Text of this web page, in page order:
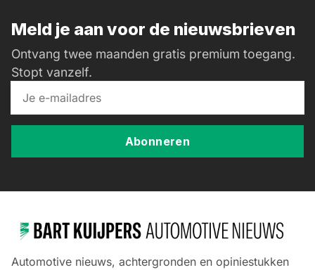
Meld je aan voor de nieuwsbrieven
Ontvang twee maanden gratis premium toegang.
Stopt vanzelf.
Abonneren
Automotive nieuws, achtergronden en opiniestukken